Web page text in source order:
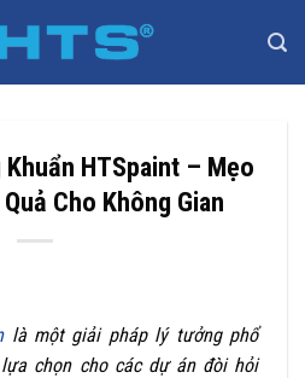
Khuẩn HTSpaint – Mẹo
Cho Không Gian
là một giải pháp lý tưởng phổ
chọn cho các dự án đòi hỏi